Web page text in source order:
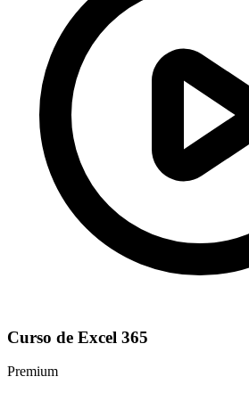
Curso de Excel 365
Premium